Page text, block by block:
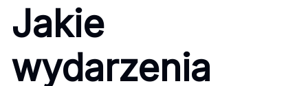
Jakie
wydarzenia